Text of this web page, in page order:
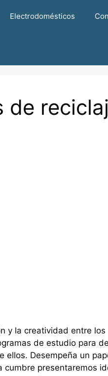
Electrodomésticos
de
y la creatividad entre los
de estudio para
ellos. Desempeña un
presentaremos